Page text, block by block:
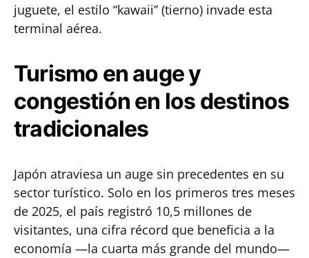
juguete, el estilo “kawaii” (tierno) invade esta
terminal aérea.
Turismo en auge y
congestión en los destinos
tradicionales
Japón atraviesa un auge sin precedentes en su
sector turístico. Solo en los primeros tres meses
de 2025, el país registró 10,5 millones de
visitantes, una cifra récord que beneficia a la
economía —la cuarta más grande del mundo—